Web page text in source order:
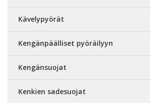
Kävelypyörät
Kengänpäälliset pyöräilyyn
Kengänsuojat
Kenkien sadesuojat